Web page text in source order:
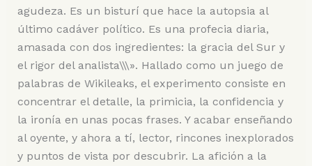
agudeza. Es un bisturí que hace la autopsia al
último cadáver político. Es una profecia diaria,
amasada con dos ingredientes: la gracia del Sur y
el rigor del analista\\\». Hallado como un juego de
palabras de Wikileaks, el experimento consiste en
concentrar el detalle, la primicia, la confidencia y
la ironía en unas pocas frases. Y acabar enseñando
al oyente, y ahora a tí, lector, rincones inexplorados
y puntos de vista por descubrir. La afición a la